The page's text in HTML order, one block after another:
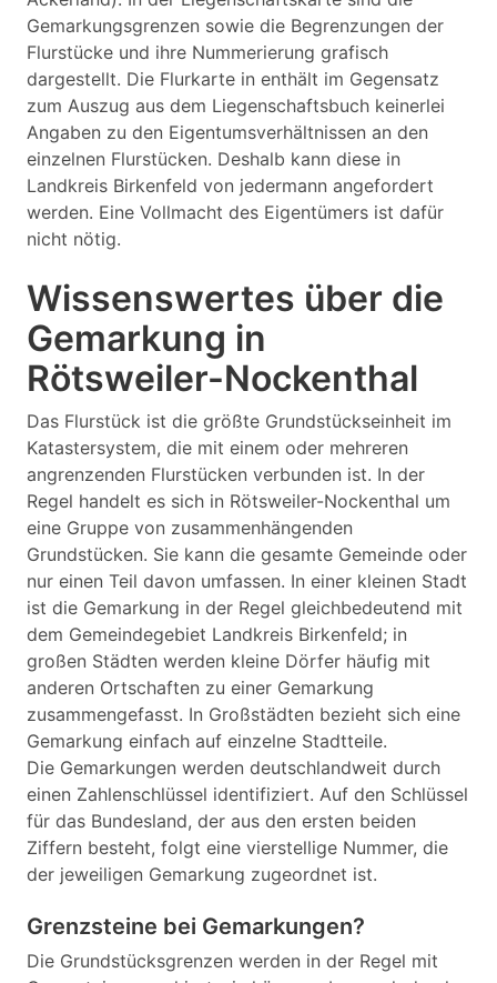
Gemarkungsgrenzen sowie die Begrenzungen der
Flurstücke und ihre Nummerierung grafisch
dargestellt. Die Flurkarte in enthält im Gegensatz
zum Auszug aus dem Liegenschaftsbuch keinerlei
Angaben zu den Eigentumsverhältnissen an den
einzelnen Flurstücken. Deshalb kann diese in
Landkreis Birkenfeld von jedermann angefordert
werden. Eine Vollmacht des Eigentümers ist dafür
nicht nötig.
Wissenswertes über die
Gemarkung in
Rötsweiler-Nockenthal
Das Flurstück ist die größte Grundstückseinheit im
Katastersystem, die mit einem oder mehreren
angrenzenden Flurstücken verbunden ist. In der
Regel handelt es sich in Rötsweiler-Nockenthal um
eine Gruppe von zusammenhängenden
Grundstücken. Sie kann die gesamte Gemeinde oder
nur einen Teil davon umfassen. In einer kleinen Stadt
ist die Gemarkung in der Regel gleichbedeutend mit
dem Gemeindegebiet Landkreis Birkenfeld; in
großen Städten werden kleine Dörfer häufig mit
anderen Ortschaften zu einer Gemarkung
zusammengefasst. In Großstädten bezieht sich eine
Gemarkung einfach auf einzelne Stadtteile.
Die Gemarkungen werden deutschlandweit durch
einen Zahlenschlüssel identifiziert. Auf den Schlüssel
für das Bundesland, der aus den ersten beiden
Ziffern besteht, folgt eine vierstellige Nummer, die
der jeweiligen Gemarkung zugeordnet ist.
Grenzsteine bei Gemarkungen?
Die Grundstücksgrenzen werden in der Regel mit